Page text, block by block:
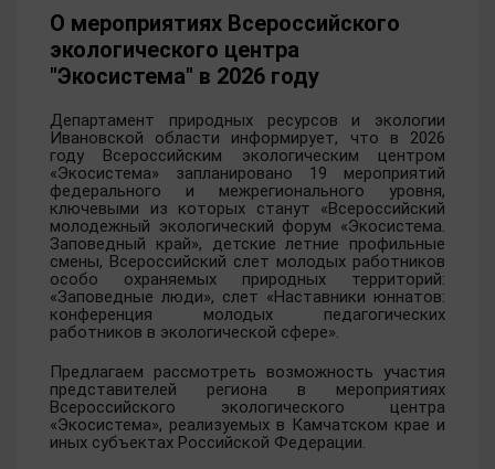
О мероприятиях Всероссийского
экологического центра
"Экосистема" в 2026 году
Департамент природных ресурсов и экологии
Ивановской области информирует, что в 2026
году Всероссийским экологическим центром
«Экосистема» запланировано 19 мероприятий
федерального и межрегионального уровня,
ключевыми из которых станут «Всероссийский
молодежный экологический форум «Экосистема.
Заповедный край», детские летние профильные
смены, Всероссийский слет молодых работников
особо охраняемых природных территорий:
«Заповедные люди», слет «Наставники юннатов:
конференция молодых педагогических
работников в экологической сфере».
Предлагаем рассмотреть возможность участия
представителей региона в мероприятиях
Всероссийского экологического центра
«Экосистема», реализуемых в Камчатском крае и
иных субъектах Российской Федерации.